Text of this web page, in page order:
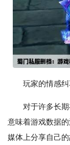
玩家的情感
对于许多长
意味着游戏数据
媒体上分享自己